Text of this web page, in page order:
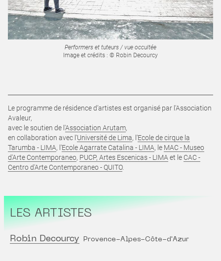
Performers et tuteurs / vue occultée
Image et crédits : © Robin Decourcy
Le programme de résidence d’artistes est organisé par l'Association
Avaleur,
avec le soutien de l'Association Arutam,
en collaboration avec l'Université de Lima, l'Ecole de cirque la
Tarumba - LIMA, l'Ecole Agarrate Catalina - LIMA, le MAC - Museo
d'Arte Contemporaneo, PUCP, Artes Escenicas - LIMA et le CAC -
Centro d'Arte Contemporaneo - QUITO.
LES ARTISTES
Robin Decourcy Provence-Alpes-Côte-d'Azur